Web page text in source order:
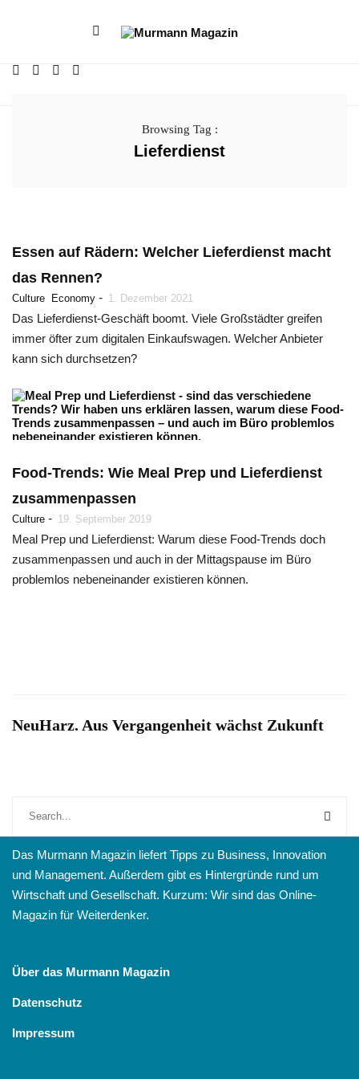
Browsing Tag :
Lieferdienst
Essen auf Rädern: Welcher Lieferdienst macht
das Rennen?
Culture Economy - 1. Dezember 2021
Das Lieferdienst-Geschäft boomt. Viele Großstädter greifen
immer öfter zum digitalen Einkaufswagen. Welcher Anbieter
kann sich durchsetzen?
Food-Trends: Wie Meal Prep und Lieferdienst
zusammenpassen
Culture - 19. September 2019
Meal Prep und Lieferdienst: Warum diese Food-Trends doch
zusammenpassen und auch in der Mittagspause im Büro
problemlos nebeneinander existieren können.
NeuHarz. Aus Vergangenheit wächst Zukunft
Das Murmann Magazin liefert Tipps zu Business, Innovation
und Management. Außerdem gibt es Hintergründe rund um
Wirtschaft und Gesellschaft. Kurzum: Wir sind das Online-
Magazin für Weiterdenker.
Über das Murmann Magazin
Datenschutz
Impressum